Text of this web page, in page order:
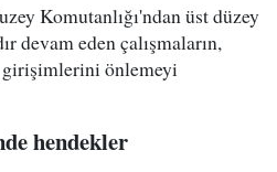
Komutanlığı'ndan üst düzey
devam eden çalışmaların,
girişimlerini önlemeyi
hendekler